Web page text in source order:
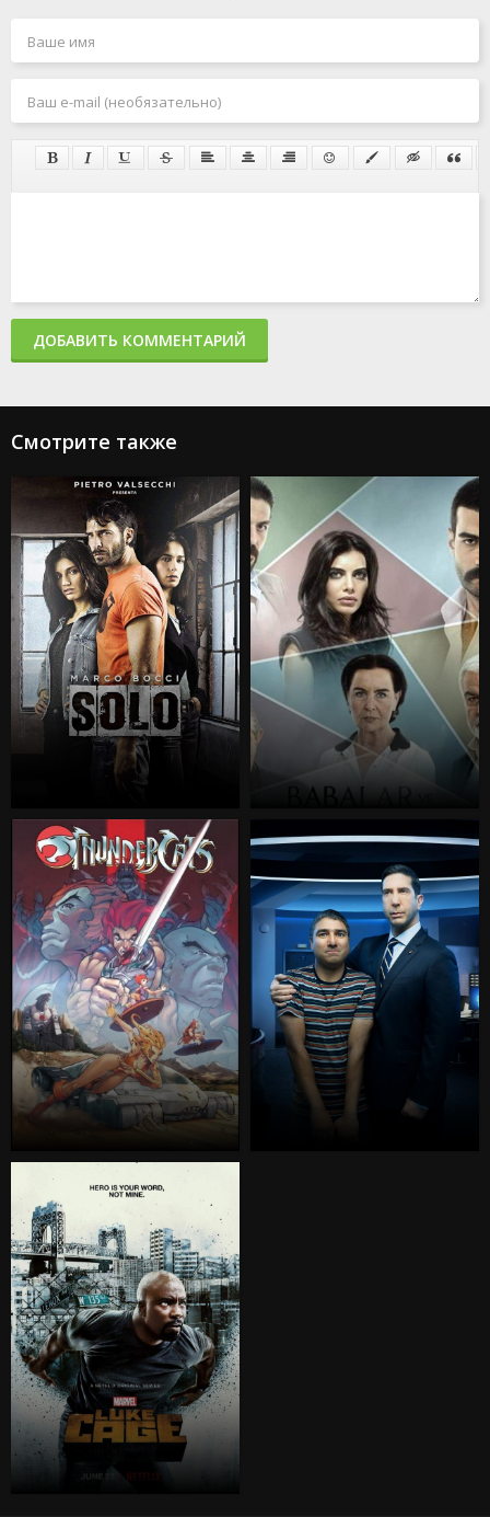
ДОБАВИТЬ КОММЕНТАРИЙ
Смотрите также